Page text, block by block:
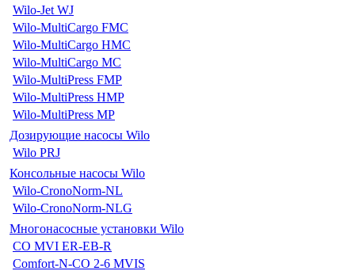
Wilo-Jet WJ
Wilo-MultiCargo FMC
Wilo-MultiCargo HMC
Wilo-MultiCargo MC
Wilo-MultiPress FMP
Wilo-MultiPress HMP
Wilo-MultiPress MP
Дозирующие насосы Wilo
Wilo PRJ
Консольные насосы Wilo
Wilo-CronoNorm-NL
Wilo-CronoNorm-NLG
Многонасосные установки Wilo
CO MVI ER-EB-R
Comfort-N-CO 2-6 MVIS